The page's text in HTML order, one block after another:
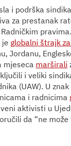
i podrška
za prestanak
je globalni štrajk
Jordanu,
mjeseca marširali
i veliki
(UAW). U
i radnicima
aktivisti u
da “ne